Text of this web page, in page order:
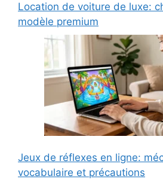
Location de voiture de luxe:
modèle premium
Jeux de réflexes en ligne:
vocabulaire et précautions